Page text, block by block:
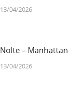
13/04/2026
Nolte –
13/04/2026